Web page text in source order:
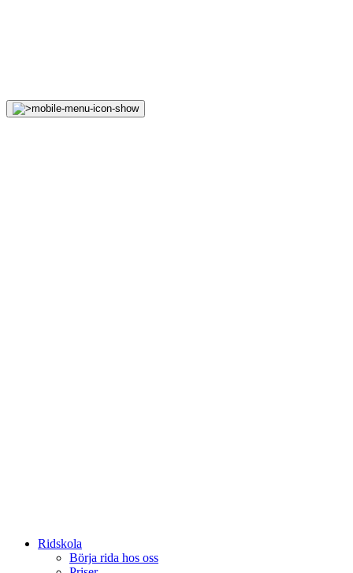
Ridskola
Börja rida hos oss